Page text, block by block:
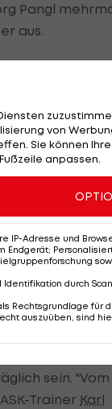
Pangl
aus.
Fußballs
geprüft
Vertreter der
merkte der
erachtete die
erscheint
eine so
durch die
sein. "Vom
Trainer Karl
von
Sie können
anpassen.
IP-Adresse und
Endgerät;
durch
Rechtsgrundlage für
auszuüben, sind